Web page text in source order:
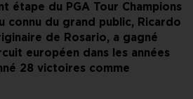
étape du PGA Tour Champions
connu du grand public, Ricardo
de Rosario, a gagné
européen dans les années
28 victoires comme